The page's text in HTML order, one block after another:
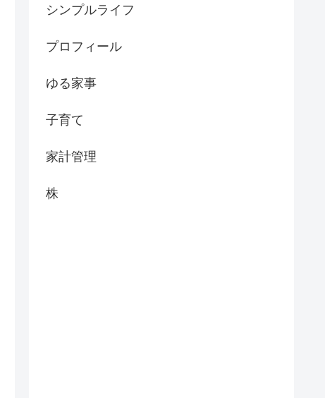
シンプルライフ
プロフィール
ゆる家事
子育て
家計管理
株